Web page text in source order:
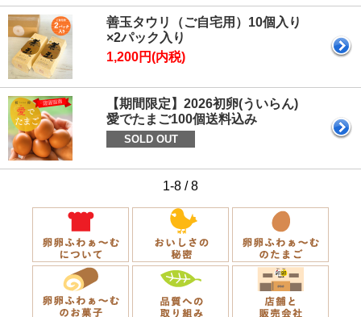
善玉タウリ（ご自宅用）10個入り
×2パック入り
1,200円(内税)
【期間限定】2026初卵(ういらん)
愛でたまご100個送料込み
SOLD OUT
1-8 / 8